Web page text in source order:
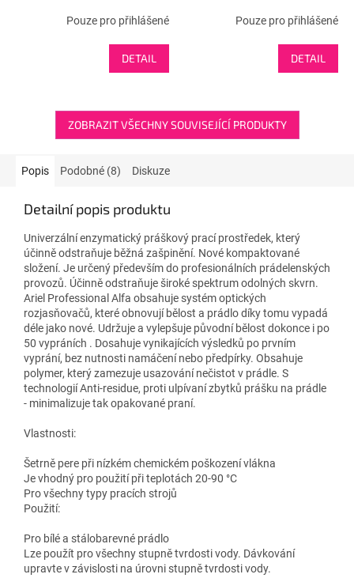
Pouze pro přihlášené
DETAIL
Pouze pro přihlášené
DETAIL
ZOBRAZIT VŠECHNY SOUVISEJÍCÍ PRODUKTY
Popis Podobné (8) Diskuze
Detailní popis produktu
Univerzální enzymatický práškový prací prostředek, který
účinně odstraňuje běžná zašpinění. Nové kompaktované
složení. Je určený především do profesionálních prádelenských
provozů. Účinně odstraňuje široké spektrum odolných skvrn.
Ariel Professional Alfa obsahuje systém optických
rozjasňovačů, které obnovují bělost a prádlo díky tomu vypadá
déle jako nové. Udržuje a vylepšuje původní bělost dokonce i po
50 vypráních . Dosahuje vynikajících výsledků po prvním
vyprání, bez nutnosti namáčení nebo předpírky. Obsahuje
polymer, který zamezuje usazování nečistot v prádle. S
technologií Anti-residue, proti ulpívaní zbytků prášku na prádle
- minimalizuje tak opakované praní.
Vlastnosti:
Šetrně pere při nízkém chemickém poškození vlákna
Je vhodný pro použití při teplotách 20-90 °C
Pro všechny typy pracích strojů
Použití:
Pro bílé a stálobarevné prádlo
Lze použít pro všechny stupně tvrdosti vody. Dávkování
upravte v závislosti na úrovni stupně tvrdosti vody.